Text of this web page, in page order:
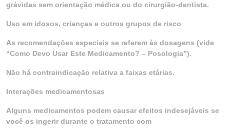
grávidas sem orientação médica ou do cirurgião-dentista.
Uso em idosos, crianças e outros grupos de risco
As recomendações especiais se referem às dosagens (vide
“Como Devo Usar Este Medicamento? – Posologia”).
Não há contraindicação relativa a faixas etárias.
Interações medicamentosas
Alguns medicamentos podem causar efeitos indesejáveis se
você os ingerir durante o tratamento com